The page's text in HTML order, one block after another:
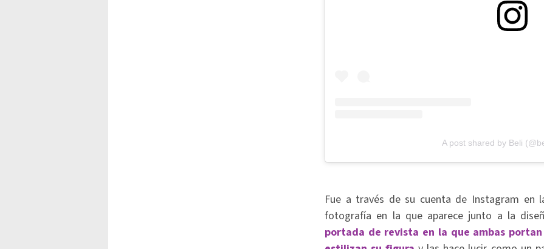
A post shared by Beli
Fue a través de su cuenta de Instagram en
fotografía en la que aparece junto a la
portada de revista en la que ambas